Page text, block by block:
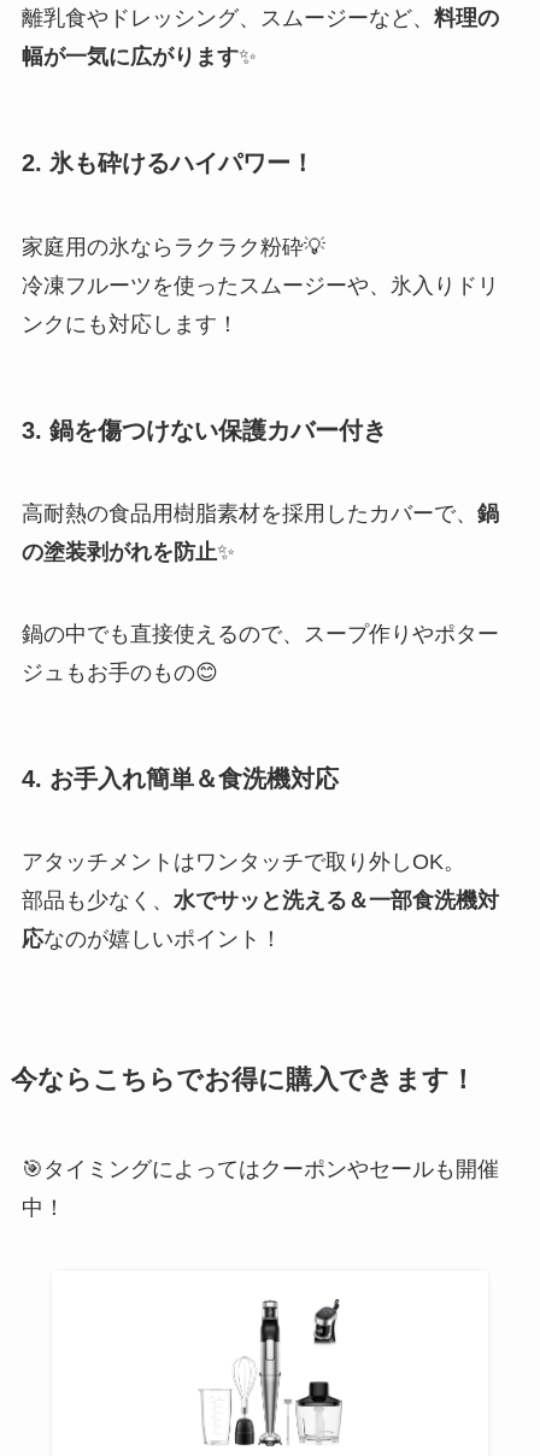
離乳食やドレッシング、スムージーなど、 料理の
幅が一気に広がります✨
2. 氷も砕けるハイパワー！
家庭用の氷ならラクラク粉砕💡
冷凍フルーツを使ったスムージーや、氷入りドリ
ンクにも対応します！
3. 鍋を傷つけない保護カバー付き
高耐熱の食品用樹脂素材を採用したカバーで、 鍋
の塗装剥がれを防止✨
鍋の中でも直接使えるので、スープ作りやポター
ジュもお手のもの😊
4. お手入れ簡単＆食洗機対応
アタッチメントはワンタッチで取り外しOK。
部品も少なく、 水でサッと洗える＆一部食洗機対
応なのが嬉しいポイント！
今ならこちらでお得に購入できます！
🎯タイミングによってはクーポンやセールも開催
中！